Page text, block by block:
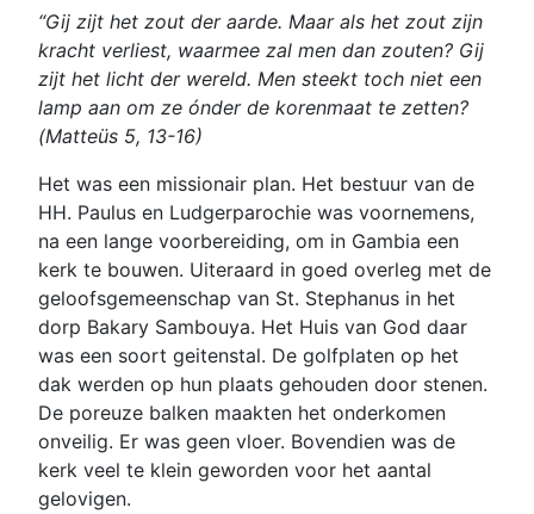
“Gij zijt het zout der aarde. Maar als het zout zijn
kracht verliest, waarmee zal men dan zouten? Gij
zijt het licht der wereld. Men steekt toch niet een
lamp aan om ze ónder de korenmaat te zetten?
(Matteüs 5, 13-16)
Het was een missionair plan. Het bestuur van de
HH. Paulus en Ludgerparochie was voornemens,
na een lange voorbereiding, om in Gambia een
kerk te bouwen. Uiteraard in goed overleg met de
geloofsgemeenschap van St. Stephanus in het
dorp Bakary Sambouya. Het Huis van God daar
was een soort geitenstal. De golfplaten op het
dak werden op hun plaats gehouden door stenen.
De poreuze balken maakten het onderkomen
onveilig. Er was geen vloer. Bovendien was de
kerk veel te klein geworden voor het aantal
gelovigen.